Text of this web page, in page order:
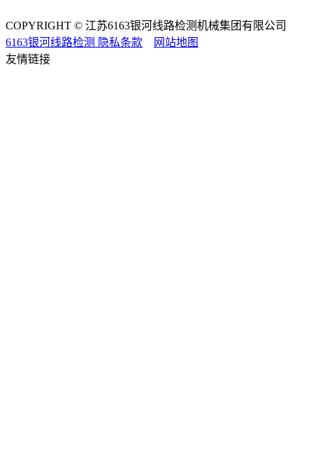
COPYRIGHT © 江苏6163银河线路检测机械集团有限公司
6163银河线路检测 隐私条款
网站地图
友情链接